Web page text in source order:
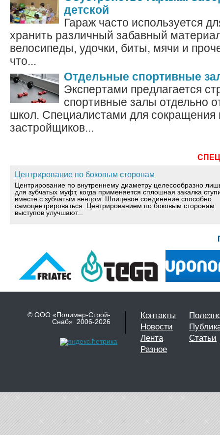
детской
Гараж часто используется
хранить различный забавный
велосипеды, удочки, биты, мячи и
что...
Отдельные спортивные
Экспертами предлагается
спортивные залы отдельно
школ. Специалистами для сокращения
застройщиков...
Центрирование по боковым сторонам
Центрирование по внутреннему диаметру целесообразно
для зубчатых муфт, когда применяется сплошная закалка
вместе с зубчатым венцом. Шлицевое соединение способно
самоцентрироваться. Центрированием по боковым сторонам
выступов улучшают...
© ООО «Полимер-Строй-
Снаб» 2006-2026
Контакты
Новости
Лента
Статьи
Разное